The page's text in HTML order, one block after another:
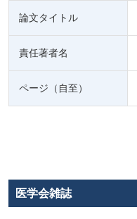
論文タイトル
責任著者名
ページ（自至）
医学会雑誌